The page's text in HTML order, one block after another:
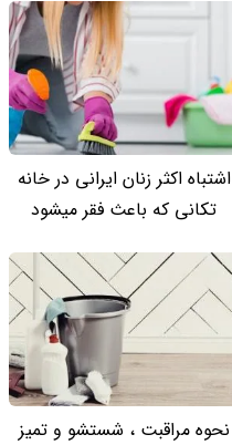
اشتباه اکثر زنان ایرانی در خانه
تکانی که باعث فقر میشود
نحوه مراقبت ، شستشو و تمیز